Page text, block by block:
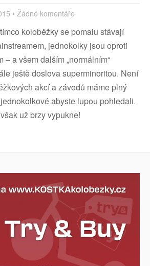
Žádné komentáře
koloběžky se pomalu stávají
jednokolky jsou oproti
– a všem dalším „normálním“
ještě doslova superminoritou. Není
akcí a závodů máme plný
abyste lupou pohledali.
už brzy vypukne!